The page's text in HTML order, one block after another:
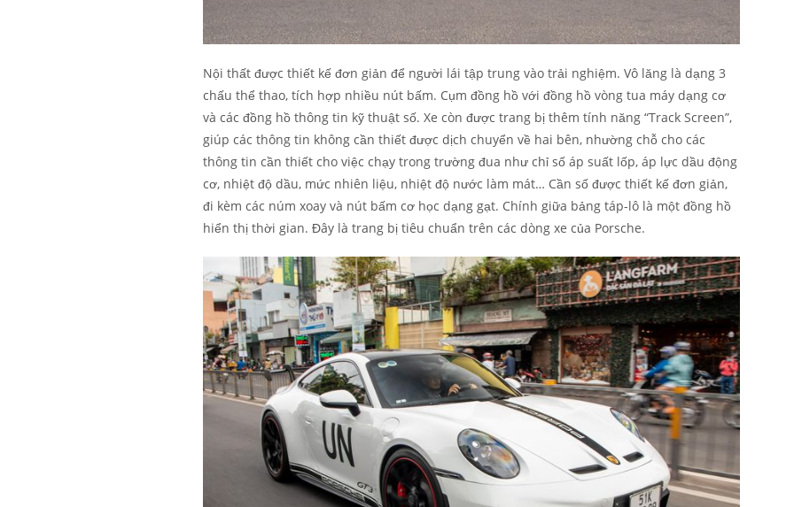
Nội thất được thiết kế đơn giản để người lái tập trung vào trải nghiệm. Vô lăng là dạng 3
chấu thể thao, tích hợp nhiều nút bấm. Cụm đồng hồ với đồng hồ vòng tua máy dạng cơ
và các đồng hồ thông tin kỹ thuật số. Xe còn được trang bị thêm tính năng “Track Screen”,
giúp các thông tin không cần thiết được dịch chuyển về hai bên, nhường chỗ cho các
thông tin cần thiết cho việc chạy trong trường đua như chỉ số áp suất lốp, áp lực dầu động
cơ, nhiệt độ dầu, mức nhiên liệu, nhiệt độ nước làm mát… Cần số được thiết kế đơn giản,
đi kèm các núm xoay và nút bấm cơ học dạng gạt. Chính giữa bảng táp-lô là một đồng hồ
hiển thị thời gian. Đây là trang bị tiêu chuẩn trên các dòng xe của Porsche.